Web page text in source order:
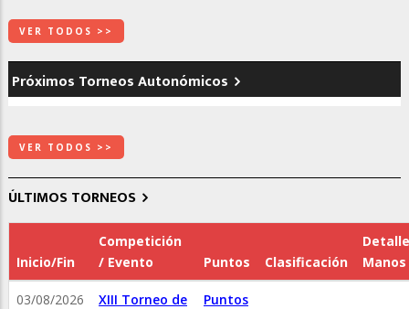
VER TODOS >>
Próximos Torneos Autonómicos
VER TODOS >>
ÚLTIMOS TORNEOS
Inicio/Fin
Competición
/ Evento
Puntos Clasificación
Detalle
Manos
03/08/2026
XIII Torneo de
Puntos